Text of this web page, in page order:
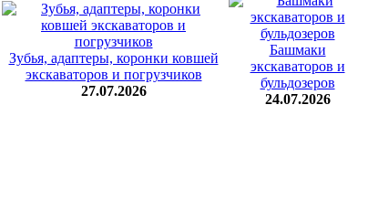
Зубья, адаптеры, коронки ковшей
экскаваторов и погрузчиков
27.07.2026
Башмаки
экскаваторов и
бульдозеров
24.07.2026